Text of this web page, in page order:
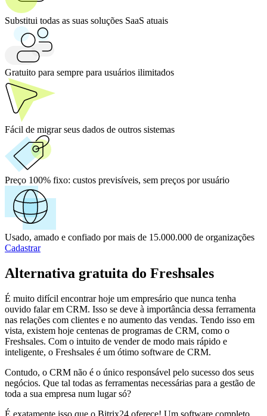
Substitui todas as suas soluções SaaS atuais
Gratuito para sempre para usuários ilimitados
Fácil de migrar seus dados de outros sistemas
Preço 100% fixo: custos previsíveis, sem preços por usuário
Usado, amado e confiado por mais de 15.000.000 de organizações
Cadastrar
Alternativa gratuita do Freshsales
É muito difícil encontrar hoje um empresário que nunca tenha
ouvido falar em CRM. Isso se deve à importância dessa ferramenta
nas relações com clientes e no aumento das vendas. Tendo isso em
vista, existem hoje centenas de programas de CRM, como o
Freshsales. Com o intuito de vender de modo mais rápido e
inteligente, o Freshsales é um ótimo software de CRM.
Contudo, o CRM não é o único responsável pelo sucesso dos seus
negócios. Que tal todas as ferramentas necessárias para a gestão de
toda a sua empresa num lugar só?
É exatamente isso que o Bitrix24 oferece! Um software completo,